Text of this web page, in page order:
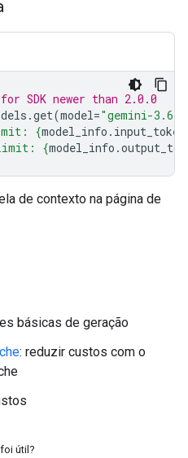
SDK newer than 2.0.0
.get(model="gemini-3.6-
{model_info .
{model_info .
de contexto na página de
básicas de geração
: reduzir custos com o
útil?